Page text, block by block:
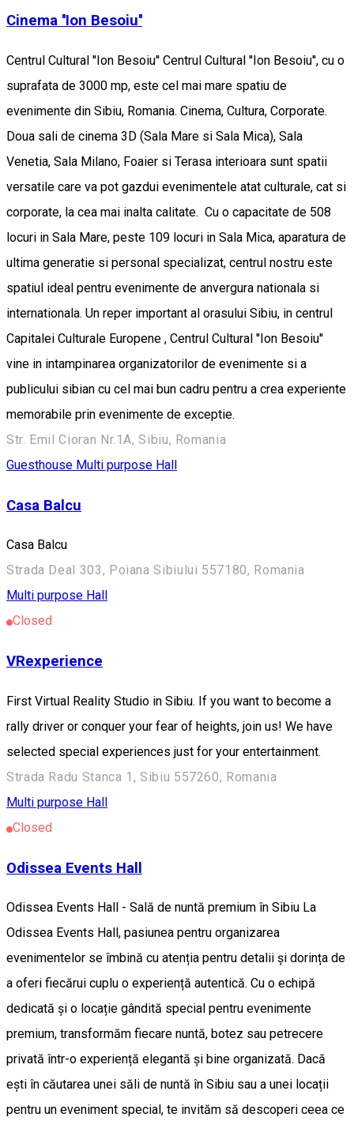
Cinema ''Ion Besoiu''
Centrul Cultural ''Ion Besoiu'' Centrul Cultural ''Ion Besoiu'', cu o
suprafata de 3000 mp, este cel mai mare spatiu de
evenimente din Sibiu, Romania. Cinema, Cultura, Corporate.
Doua sali de cinema 3D (Sala Mare si Sala Mica), Sala
Venetia, Sala Milano, Foaier si Terasa interioara sunt spatii
versatile care va pot gazdui evenimentele atat culturale, cat si
corporate, la cea mai inalta calitate. Cu o capacitate de 508
locuri in Sala Mare, peste 109 locuri in Sala Mica, aparatura de
ultima generatie si personal specializat, centrul nostru este
spatiul ideal pentru evenimente de anvergura nationala si
internationala. Un reper important al orasului Sibiu, in centrul
Capitalei Culturale Europene , Centrul Cultural ''Ion Besoiu''
vine in intampinarea organizatorilor de evenimente si a
publicului sibian cu cel mai bun cadru pentru a crea experiente
memorabile prin evenimente de exceptie.
Str. Emil Cioran Nr.1A, Sibiu, Romania
Guesthouse Multi purpose Hall
Casa Balcu
Casa Balcu
Strada Deal 303, Poiana Sibiului 557180, Romania
Multi purpose Hall
Closed
VRexperience
First Virtual Reality Studio in Sibiu. If you want to become a
rally driver or conquer your fear of heights, join us! We have
selected special experiences just for your entertainment.
Strada Radu Stanca 1, Sibiu 557260, Romania
Multi purpose Hall
Closed
Odissea Events Hall
Odissea Events Hall - Sală de nuntă premium în Sibiu La
Odissea Events Hall, pasiunea pentru organizarea
evenimentelor se îmbină cu atenția pentru detalii și dorința de
a oferi fiecărui cuplu o experiență autentică. Cu o echipă
dedicată și o locație gândită special pentru evenimente
premium, transformăm fiecare nuntă, botez sau petrecere
privată într-o experiență elegantă și bine organizată. Dacă
ești în căutarea unei săli de nuntă în Sibiu sau a unei locații
pentru un eveniment special, te invităm să descoperi ceea ce